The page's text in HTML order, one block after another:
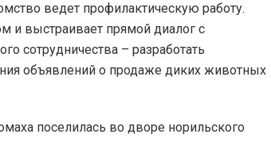
ведет профилактическую работу.
и выстраивает прямой диалог с
сотрудничества – разработать
объявлений о продаже диких животных
поселилась во дворе норильского